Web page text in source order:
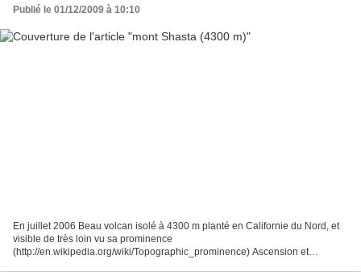
Publié le 01/12/2009 à 10:10
En juillet 2006 Beau volcan isolé à 4300 m planté en Californie du Nord, et
visible de très loin vu sa prominence
(http://en.wikipedia.org/wiki/Topographic_prominence) Ascension et